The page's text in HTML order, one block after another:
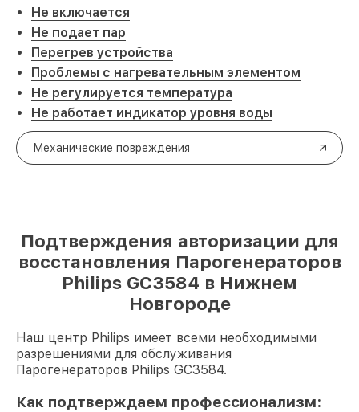
Не включается
Не подает пар
Перегрев устройства
Проблемы с нагревательным элементом
Не регулируется температура
Не работает индикатор уровня воды
Механические повреждения
Подтверждения авторизации для
восстановления Парогенераторов
Philips GC3584 в Нижнем
Новгороде
Наш центр Philips имеет всеми необходимыми
разрешениями для обслуживания
Парогенераторов Philips GC3584.
Как подтверждаем профессионализм: